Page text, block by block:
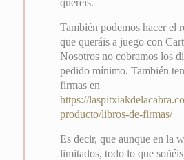
También podemos hacer el
que queráis a juego con
Nosotros no cobramos los
pedido mínimo. También
firmas en
https://
producto/libros-de-firmas/
Es decir, que aunque en la
limitados, todo lo que